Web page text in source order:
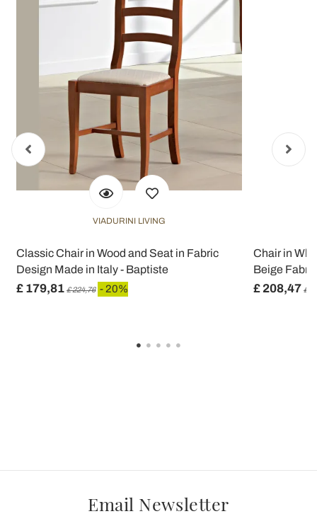
VIADURINI LIVING
Classic Chair in Wood and Seat in Fabric
Design Made in Italy - Baptiste
£ 179,81 £ 224,76 - 20%
Chair in
Beige
£ 208,47 £
Email Newsletter